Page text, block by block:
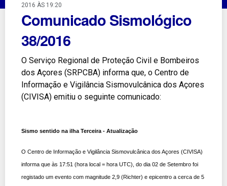
2016 ÀS 19:20
Comunicado Sismológico
38/2016
O Serviço Regional de Proteção Civil e Bombeiros
dos Açores (SRPCBA) informa que, o Centro de
Informação e Vigilância Sismovulcânica dos Açores
(CIVISA) emitiu o seguinte comunicado:
Sismo sentido na ilha Terceira - Atualização
O Centro de Informação e Vigilância Sismovulcânica dos Açores (CIVISA)
informa que às 17:51 (hora local = hora UTC), do dia 02 de Setembro foi
registado um evento com magnitude 2,9 (Richter) e epicentro a cerca de 5